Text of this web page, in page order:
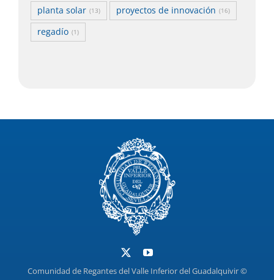
planta solar (13) proyectos de innovación (16)
regadío (1)
Comunidad de Regantes del Valle Inferior del Guadalquivir ©